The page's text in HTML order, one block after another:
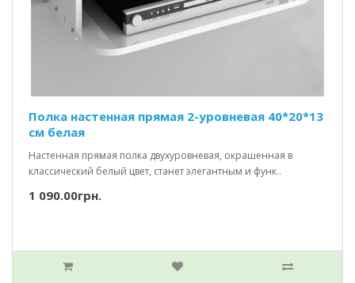
Полка настенная прямая 2-уровневая 40*20*13
см белая
Настенная прямая полка двухуровневая, окрашенная в
классический белый цвет, станет элегантным и функ..
1 090.00грн.